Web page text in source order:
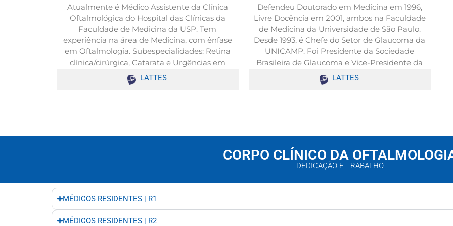
Atualmente é Médico Assistente da Clínica
Oftalmológica do Hospital das Clínicas da
Faculdade de Medicina da USP. Tem
experiência na área de Medicina, com ênfase
em Oftalmologia. Subespecialidades: Retina
clínica/cirúrgica, Catarata e Urgências em
Oftalmologia, sendo orientador nestes setores.
LATTES
Defendeu Doutorado em Medicina em 1996,
Livre Docência em 2001, ambos na Faculdade
de Medicina da Universidade de São Paulo.
Desde 1993, é Chefe do Setor de Glaucoma da
UNICAMP. Foi Presidente da Sociedade
Brasileira de Glaucoma e Vice-Presidente da
Sociedade Ibero-Americana de Glaucoma.
LATTES
CORPO CLÍNICO DA
DEDICAÇÃO E TRABALHO
MÉDICOS RESIDENTES | R1
MÉDICOS RESIDENTES | R2